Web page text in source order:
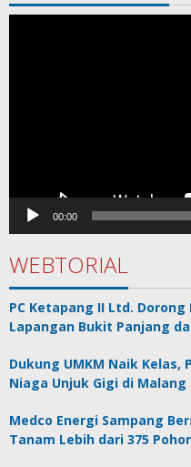
00:00
WEBTORIAL
PC Ketapang II Ltd.
Lapangan Bukit Panjang
Dukung UMKM Naik Kelas,
Niaga Unjuk Gigi di Malang
Medco Energi Sampang
Tanam Lebih dari 375